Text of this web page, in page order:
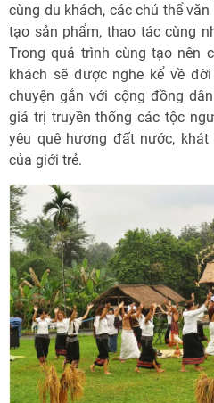
cùng du khách, các chủ thể
tạo sản phẩm, thao tác cùng
Trong quá trình cùng tạo nên
khách sẽ được nghe kể về
chuyện gắn với cộng đồng
giá trị truyền thống các tộc
yêu quê hương đất nước,
của giới trẻ.